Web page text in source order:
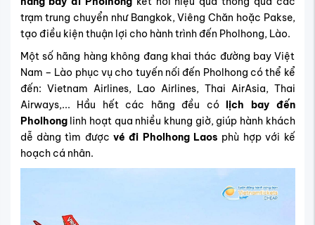
trạm trung chuyển như Bangkok, Viêng Chăn hoặc Pakse,
tạo điều kiện thuận lợi cho hành trình đến Pholhong, Lào.
Một số hãng hàng không đang khai thác đường bay Việt
Nam – Lào phục vụ cho tuyến nối đến Pholhong có thể kể
đến: Vietnam Airlines, Lao Airlines, Thai AirAsia, Thai
Airways,... Hầu hết các hãng đều có lịch bay đến
Pholhonglinh hoạt qua nhiều khung giờ, giúp hành khách
dễ dàng tìm được vé đi Pholhong Laos phù hợp với kế
hoạch cá nhân.